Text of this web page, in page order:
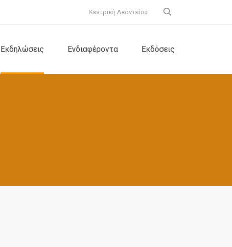
Κεντρική Λεοντείου
Εκδηλώσεις Ενδιαφέροντα Εκδόσεις